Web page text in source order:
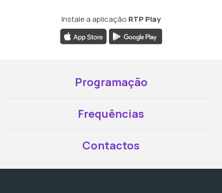
Instale a aplicação RTP Play
Programação
Frequências
Contactos